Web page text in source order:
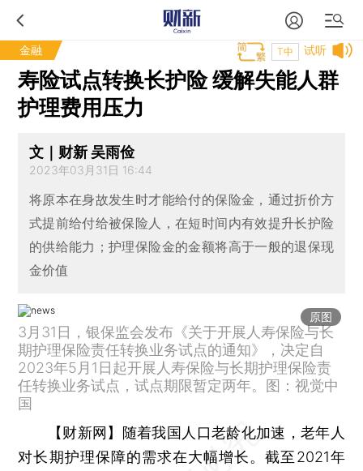
金融 试听
T中
寿险试点转换长护险 缓解失能人群
护理费用压力
文｜财新 吴雨俭
2023年03月31日 16:44
将原本在身故发生时才能给付的保险金，通过折价方
式提前给付给被保险人，在短时间内有效提升长护险
的供给能力；护理保险金的金额将高于一般的退保现
金价值
原图
3月31日，银保监会发布《关于开展人寿保险与长
期护理保险责任转换业务试点的通知》，决定自
2023年5月1日起开展人寿保险与长期护理保险责
任转换业务试点，试点期限暂定两年。图：视觉中
国
【财新网】 随着我国人口老龄化加速，老年人
对长期护理保障的需求在大幅增长。截至2021年